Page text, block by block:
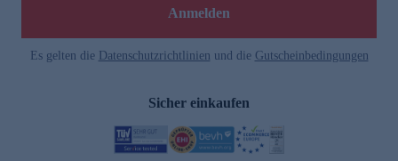
Anmelden
Es gelten die Datenschutzrichtlinien und die Gutscheinbedingungen
Sicher einkaufen